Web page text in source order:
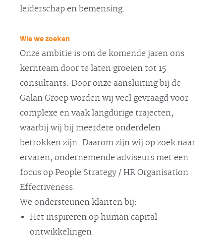
leiderschap en bemensing.
Wie we zoeken
Onze ambitie is om de komende jaren ons
kernteam door te laten groeien tot 15
consultants. Door onze aansluiting bij de
Galan Groep worden wij veel gevraagd voor
complexe en vaak langdurige trajecten,
waarbij wij bij meerdere onderdelen
betrokken zijn. Daarom zijn wij op zoek naar
ervaren, ondernemende adviseurs met een
focus op People Strategy / HR Organisation
Effectiveness.
We ondersteunen klanten bij:
Het inspireren op human capital
ontwikkelingen.